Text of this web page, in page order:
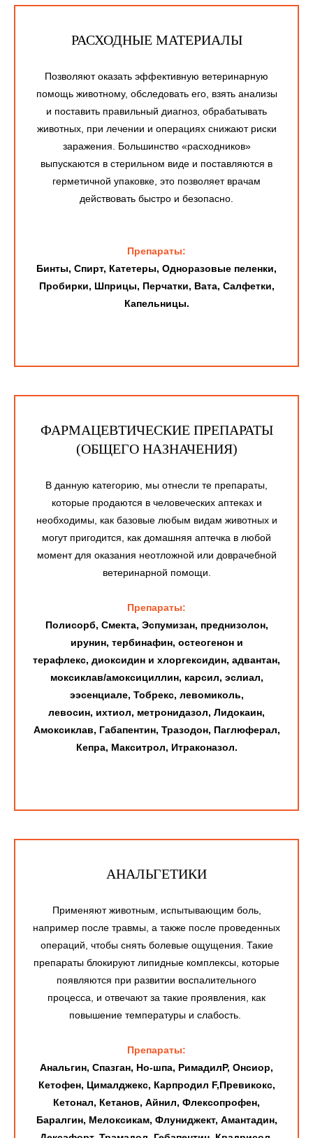
РАСХОДНЫЕ МАТЕРИАЛЫ
Позволяют оказать эффективную ветеринарную
помощь животному, обследовать его, взять анализы
и поставить правильный диагноз, обрабатывать
животных, при лечении и операциях снижают риски
заражения. Большинство «расходников»
выпускаются в стерильном виде и поставляются в
герметичной упаковке, это позволяет врачам
действовать быстро и безопасно.
Препараты:
Бинты, Спирт, Катетеры, Одноразовые пеленки,
Пробирки, Шприцы, Перчатки, Вата, Салфетки,
Капельницы.
ФАРМАЦЕВТИЧЕСКИЕ ПРЕПАРАТЫ
(ОБЩЕГО НАЗНАЧЕНИЯ)
В данную категорию, мы отнесли те препараты,
которые продаются в человеческих аптеках и
необходимы, как базовые любым видам животных и
могут пригодится, как домашняя аптечка в любой
момент для оказания неотложной или доврачебной
ветеринарной помощи.
Препараты:
Полисорб, Смекта, Эспумизан, преднизолон,
ирунин, тербинафин, остеогенон и
терафлекс, диоксидин и хлоргексидин, адвантан,
моксиклав/амоксициллин, карсил, эслиал,
ээсенциале, Тобрекс, левомиколь,
левосин, ихтиол, метронидазол, Лидокаин,
Амоксиклав, Габапентин, Тразодон, Паглюферал,
Кепра, Макситрол, Итраконазол.
АНАЛЬГЕТИКИ
Применяют животным, испытывающим боль,
например после травмы, а также после проведенных
операций, чтобы снять болевые ощущения. Такие
препараты блокируют липидные комплексы, которые
появляются при развитии воспалительного
процесса, и отвечают за такие проявления, как
повышение температуры и слабость.
Препараты:
Анальгин, Спазган, Но-шпа, РимадилР, Онсиор,
Кетофен, Цималджекс, Карпродил F,Превикокс,
Кетонал, Кетанов, Айнил, Флексопрофен,
Баралгин, Мелоксикам, Флуниджект, Амантадин,